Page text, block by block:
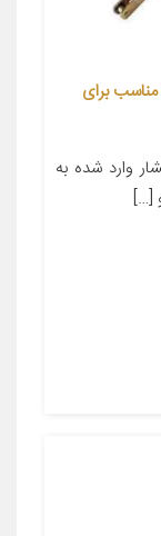
کابل کلاچ شرکت تکنو کابل سبزوار کد 100216 مناسب برای
وارد شده به
[…]